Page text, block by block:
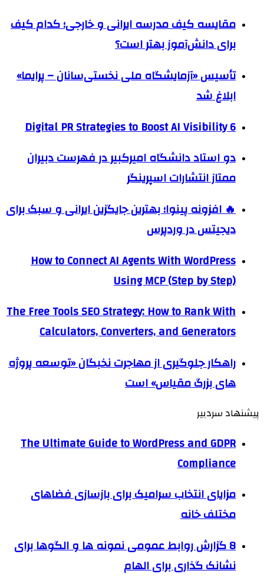
مقایسه کیف مدرسه ایرانی و خارجی؛ کدام کیف
برای دانش‌آموز بهتر است؟
تأسیس «آزمایشگاه ملی نخستی‌سانان – پرایما»
ابلاغ شد
6 Digital PR Strategies to Boost AI Visibility
دو استاد دانشگاه امیرکبیر در فهرست دبیران
ممتاز انتشارات اسپرینگر
🔥 افزونه پینوا؛ بهترین جایگزین ایرانی و سبک برای
دیجیتس در وردپرس
How to Connect AI Agents With WordPress
Using MCP (Step by Step)
The Free Tools SEO Strategy: How to Rank With
Calculators, Converters, and Generators
راهکار جلوگیری از مهاجرت نخبگان «توسعه پروژه
های بزرگ مقیاس» است
پیشنهاد سردبیر
The Ultimate Guide to WordPress and GDPR
Compliance
مزایای انتخاب سرامیک برای بازسازی فضاهای
مختلف خانه
8 گزارش روابط عمومی نمونه ها و الگوها برای
نشانک گذاری برای الهام